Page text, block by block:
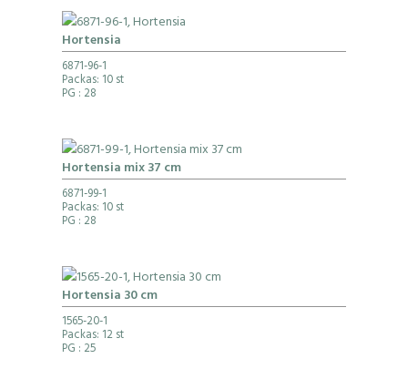
Hortensia
6871-96-1
Packas: 10 st
PG : 28
Hortensia mix 37 cm
6871-99-1
Packas: 10 st
PG : 28
Hortensia 30 cm
1565-20-1
Packas: 12 st
PG : 25